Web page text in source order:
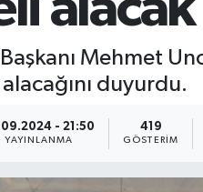
Mehmet
duyurdu.
- 21:50
YAYINLANMA
419
GÖSTERIM